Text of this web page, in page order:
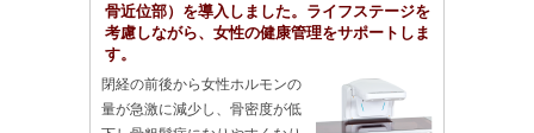
骨近位部）を導入しました。ライフステージを
考慮しながら、女性の健康管理をサポートしま
す。
閉経の前後から女性ホルモンの
量が急激に減少し、骨密度が低